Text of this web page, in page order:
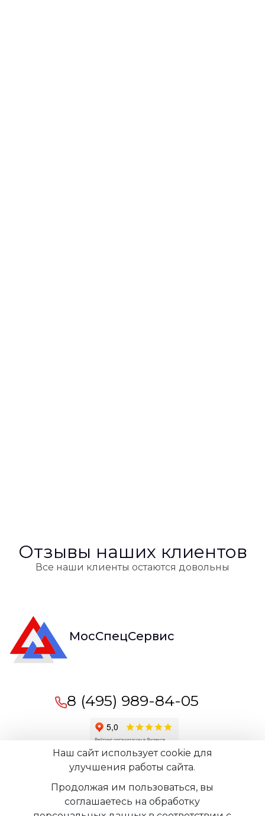
Отзывы наших клиентов
Все наши клиенты остаются довольны
МосСпецСервис
пн-вс: 09:00 -
8 (495) 989-84-05
Наш сайт использует cookie для
улучшения работы сайта.
Продолжая им пользоваться, вы
соглашаетесь на обработку